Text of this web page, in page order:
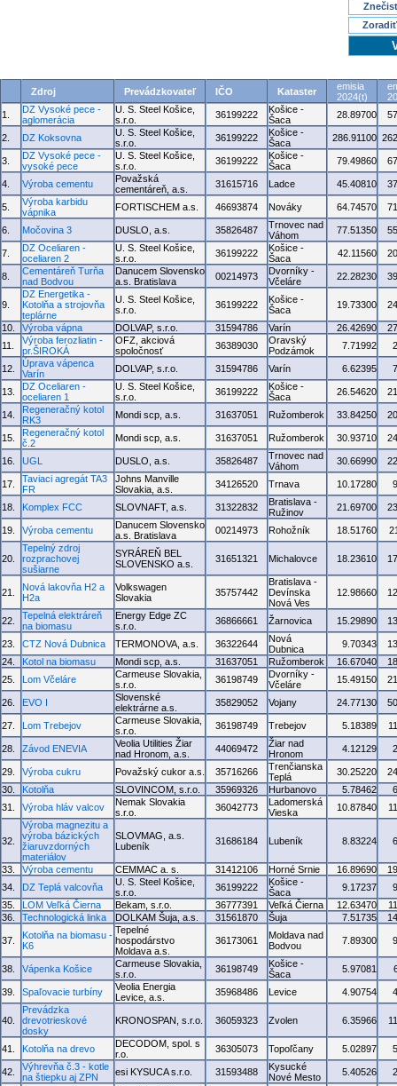
Zdroj Prevádzkovateľ IČO Kataster
emisia
2024(t)
1.
DZ Vysoké pece -
aglomerácia
U. S. Steel Košice,
s.r.o.
36199222
Košice -
Šaca
28.89700
2. DZ Koksovna
U. S. Steel Košice,
s.r.o.
36199222
Košice -
Šaca
286.91100
3.
DZ Vysoké pece -
vysoké pece
U. S. Steel Košice,
s.r.o.
36199222
Košice -
Šaca
79.49860
4. Výroba cementu
Považská
cementáreň, a.s.
31615716 Ladce 45.40810
5.
Výroba karbidu
vápnika
FORTISCHEM a.s. 46693874 Nováky 64.74570
6. Močovina 3 DUSLO, a.s. 35826487
Trnovec nad
Váhom
77.51350
7.
DZ Oceliaren -
oceliaren 2
U. S. Steel Košice,
s.r.o.
36199222
Košice -
Šaca
42.11560
8.
Cementáreň Turňa
nad Bodvou
Danucem Slovensko
a.s. Bratislava
00214973
Dvorníky -
Včeláre
22.28230
9.
DZ Energetika -
Kotolňa a strojovňa
teplárne
U. S. Steel Košice,
s.r.o.
36199222
Košice -
Šaca
19.73300
10. Výroba vápna DOLVAP, s.r.o. 31594786 Varín 26.42690
11.
Výroba ferozliatin -
pr.ŠIROKÁ
OFZ, akciová
spoločnosť
36389030
Oravský
Podzámok
7.71992
12.
Úprava vápenca
Varín
DOLVAP, s.r.o. 31594786 Varín 6.62395
13.
DZ Oceliaren -
oceliaren 1
U. S. Steel Košice,
s.r.o.
36199222
Košice -
Šaca
26.54620
14.
Regeneračný kotol
RK3
Mondi scp, a.s. 31637051 Ružomberok 33.84250
15.
Regeneračný kotol
č.2
Mondi scp, a.s. 31637051 Ružomberok 30.93710
16. UGL DUSLO, a.s. 35826487
Trnovec nad
Váhom
30.66990
17.
Taviaci agregát TA3
FR
Johns Manville
Slovakia, a.s.
34126520 Trnava 10.17280
18. Komplex FCC SLOVNAFT, a.s. 31322832
Bratislava -
Ružinov
21.69700
19. Výroba cementu
Danucem Slovensko
a.s. Bratislava
00214973 Rohožník 18.51760
20.
Tepelný zdroj
rozprachovej
sušiarne
SYRÁREŇ BEL
SLOVENSKO a.s.
31651321 Michalovce 18.23610
21.
Nová lakovňa H2 a
H2a
Volkswagen
Slovakia
35757442
Bratislava -
Devínska
Nová Ves
12.98660
22.
Tepelná elektráreň
na biomasu
Energy Edge ZC
s.r.o.
36866661 Žarnovica 15.29890
23. CTZ Nová Dubnica TERMONOVA, a.s. 36322644
Nová
Dubnica
9.70343
24.
Kotol na biomasu Mondi scp, a.s. 31637051 Ružomberok 16.67040
25.
Lom Včeláre
Carmeuse Slovakia,
s.r.o.
36198749
Dvorníky -
Včeláre
15.49150
26. EVO I
Slovenské
elektrárne a.s.
35829052 Vojany 24.77130
27. Lom Trebejov
Carmeuse Slovakia,
s.r.o.
36198749 Trebejov 5.18389
28. Závod ENEVIA
Veolia Utilities Žiar
nad Hronom, a.s.
44069472
Žiar nad
Hronom
4.12129
29. Výroba cukru Považský cukor a.s. 35716266
Trenčianska
Teplá
30.25220
30.
Kotolňa SLOVINCOM, s.r.o. 35969326 Hurbanovo 5.78462
31.
Výroba hláv valcov
Nemak Slovakia
s.r.o.
36042773
Ladomerská
Vieska
10.87840
32.
Výroba magnezitu a
výroba bázických
žiaruvzdorných
materiálov
SLOVMAG, a.s.
Lubeník
31686184 Lubeník 8.83224
33. Výroba cementu CEMMAC a. s. 31412106 Horné Srnie 16.89690
34.
DZ Teplá valcovňa
U. S. Steel Košice,
s.r.o.
36199222
Košice -
Šaca
9.17237
35.
LOM Veľká Čierna Bekam, s.r.o. 36777391 Veľká Čierna 12.63470
36.
Technologická linka DOLKAM Šuja, a.s. 31561870 Šuja 7.51735
37.
Kotolňa na biomasu -
K6
Tepelné
hospodárstvo
Moldava a.s.
36173061
Moldava nad
Bodvou
7.89300
38. Vápenka Košice
Carmeuse Slovakia,
s.r.o.
36198749
Košice -
Šaca
5.97081
39. Spaľovacie turbíny
Veolia Energia
Levice, a.s.
35968486 Levice 4.90754
40.
Prevádzka
drevotrieskové
dosky
KRONOSPAN, s.r.o. 36059323 Zvolen 6.35966
41. Kotolňa na drevo
DECODOM, spol. s
r.o.
36305073 Topoľčany 5.02897
42.
Výhrevňa č.3 - kotle
na štiepku aj ZPN
esi KYSUCA s.r.o. 31593488
Kysucké
Nové Mesto
5.40526